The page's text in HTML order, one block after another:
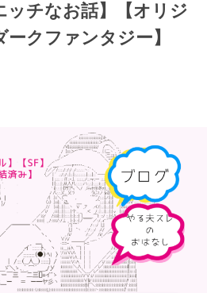
ッチなお話】【オリジ
クファンタジー】